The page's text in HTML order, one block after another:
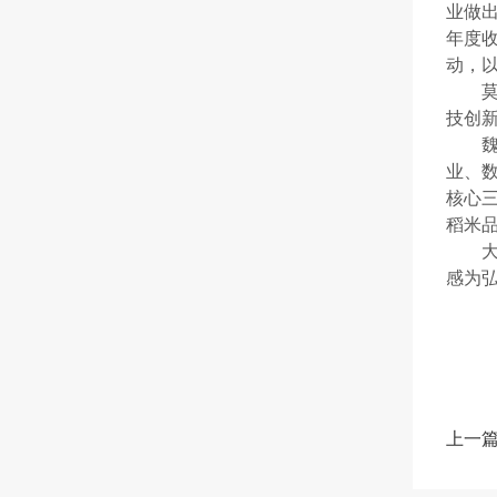
业做
年度
动，
技创
业、
核心
稻米
感为
上一